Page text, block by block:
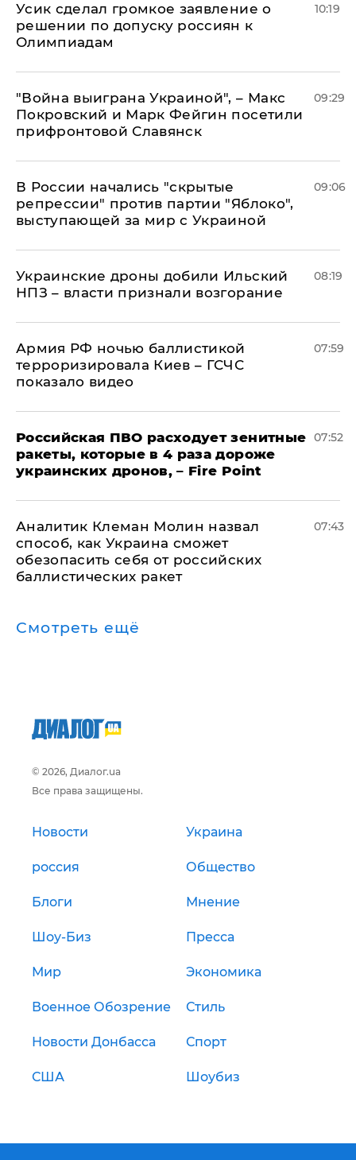
Усик сделал громкое заявление о
решении по допуску россиян к
Олимпиадам
10:19
"Война выиграна Украиной", – Макс
Покровский и Марк Фейгин посетили
прифронтовой Славянск
09:29
В России начались "скрытые
репрессии" против партии "Яблоко",
выступающей за мир с Украиной
09:06
Украинские дроны добили Ильский
НПЗ – власти признали возгорание
08:19
Армия РФ ночью баллистикой
терроризировала Киев – ГСЧС
показало видео
07:59
Российская ПВО расходует зенитные
ракеты, которые в 4 раза дороже
украинских дронов, – Fire Point
07:52
Аналитик Клеман Молин назвал
способ, как Украина сможет
обезопасить себя от российских
баллистических ракет
07:43
Смотреть ещё
© 2026, Диалог.ua
Все права защищены.
Новости Украина
россия Общество
Блоги Мнение
Шоу-Биз Пресса
Мир Экономика
Военное Обозрение Стиль
Новости Донбасса Спорт
США Шоубиз